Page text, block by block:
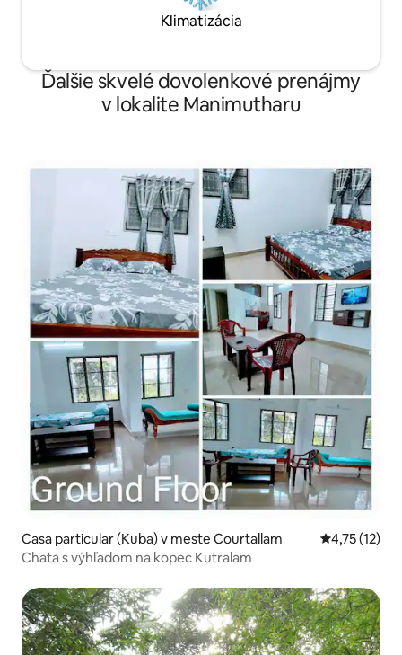
Klimatizácia
Ďalšie skvelé dovolenkové prenájmy
v lokalite Manimutharu
Casa particular (Kuba) v meste Courtallam Priemerné
4,75 (12)
Chata s výhľadom na kopec Kutralam